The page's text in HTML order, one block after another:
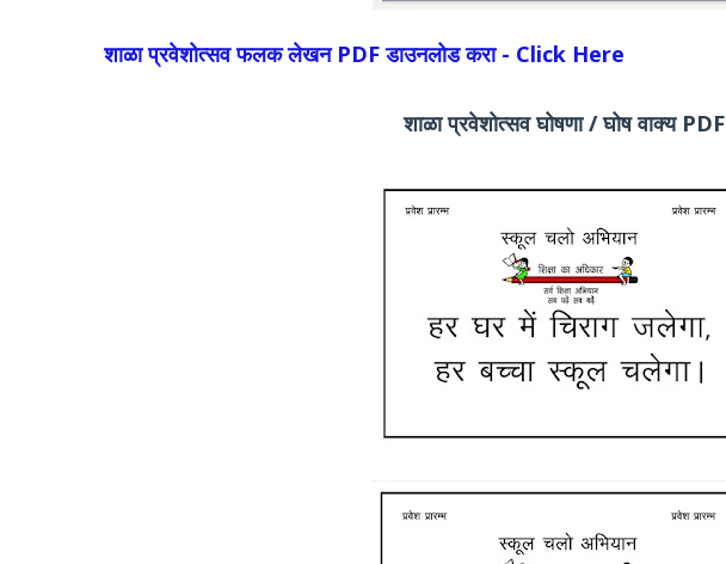
शाळा प्रवेशोत्सव फलक लेखन PDF डाउनलोड करा - Click Here
शाळा प्रवेशोत्सव घोषणा / घोष वाक्य PDF